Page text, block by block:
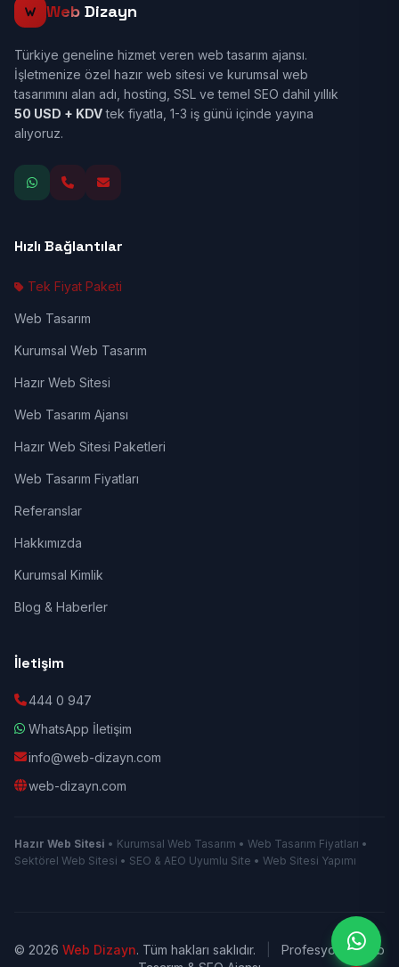
Web Dizayn
Türkiye geneline hizmet veren web tasarım ajansı.
İşletmenize özel hazır web sitesi ve kurumsal web
tasarımını alan adı, hosting, SSL ve temel SEO dahil yıllık
50 USD + KDVtek fiyatla, 1-3 iş günü içinde yayına
alıyoruz.
Hızlı Bağlantılar
Tek Fiyat Paketi
Web Tasarım
Kurumsal Web Tasarım
Hazır Web Sitesi
Web Tasarım Ajansı
Hazır Web Sitesi Paketleri
Web Tasarım Fiyatları
Referanslar
Hakkımızda
Kurumsal Kimlik
Blog & Haberler
İletişim
444 0 947
WhatsApp İletişim
info@web-dizayn.com
web-dizayn.com
Hazır Web Sitesi • Kurumsal Web Tasarım • Web Tasarım Fiyatları •
Sektörel Web Sitesi • SEO & AEO Uyumlu Site • Web Sitesi Yapımı
© 2026 Web Dizayn. Tüm hakları saklıdır.
Profesyonel Web